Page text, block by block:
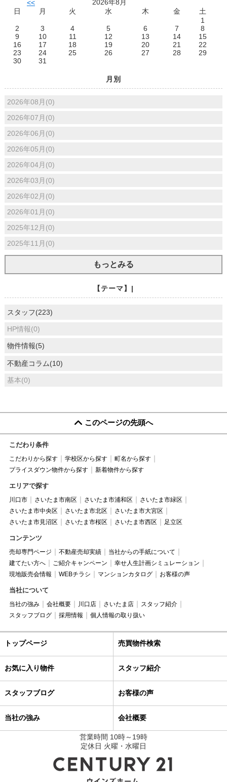
<<
2026年8月
日
月 火 水 木 金
土
1
2
3 4 5 6 7
8
9
10 11 12 13 14
15
16
17 18 19 20 21
22
23
24 25 26 27 28
29
30
31
月別
2026年08月(0)
2026年07月(0)
2026年06月(0)
2026年05月(0)
2026年04月(0)
2026年03月(0)
2026年02月(0)
2026年01月(0)
2025年12月(0)
2025年11月(0)
もっとみる
【テーマ】|
スタッフ(223)
HP情報(0)
物件情報(5)
不動産コラム(10)
基本(0)
このページの先頭へ
こだわり条件
こだわりから探す 学校区から探す
町名から探す
プライスダウン物件から探す
新着物件から探す
エリアで探す
川口市 さいたま市南区 さいたま市浦和区
さいたま市緑区
さいたま市中央区
さいたま市北区
さいたま市大宮区
さいたま市見沼区
さいたま市桜区 さいたま市西区 足立区
コンテンツ
売却専門ページ 不動産売却実績
当社からの手紙について
建てたい方へ
ご紹介キャンペーン
幸せ人生計画シミュレーション
現地販売会情報
WEBチラシ マンションカタログ お客様の声
当社について
当社の強み 会社概要 川口店 さいたま店
スタッフ紹介
スタッフブログ
採用情報 個人情報の取り扱い
トップページ 売買物件検索
お気に入り物件 スタッフ紹介
スタッフブログ お客様の声
当社の強み 会社概要
営業時間 10時～19時
定休日 火曜・水曜日